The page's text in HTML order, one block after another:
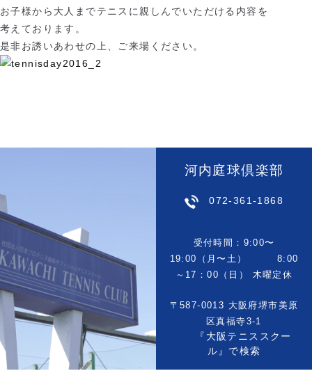
お子様から大人までテニスに親しんでいただける内容を
考えております。
是非お誘いあわせの上、ご来場ください。
河内庭球倶楽部
072-361-1868
受付時間：9:00〜
19:00（月〜土） 8:00
～17：00（日） 木曜定休
〒587-0013 大阪府堺市美原
区真福寺3-1
『大阪テニススクー
ル』で検索